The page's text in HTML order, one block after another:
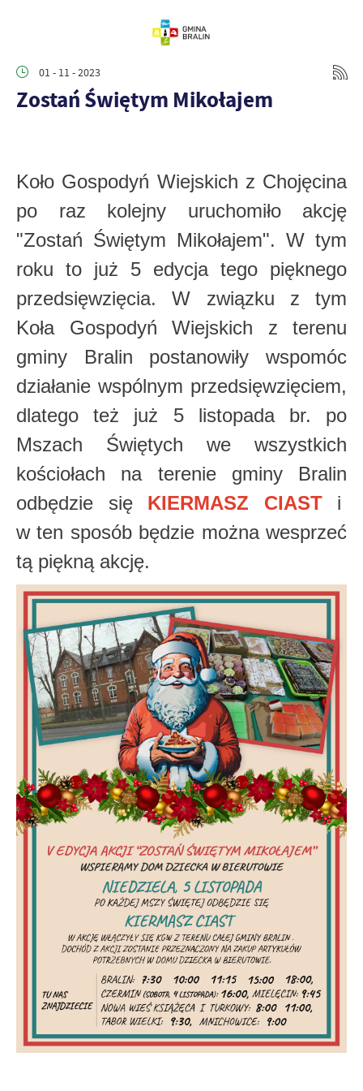
01 - 11 - 2023
Zostań Świętym Mikołajem
Koło Gospodyń Wiejskich z Chojęcina
po raz kolejny uruchomiło akcję
"Zostań Świętym Mikołajem". W tym
roku to już 5 edycja tego pięknego
przedsięwzięcia. W związku z tym
Koła Gospodyń Wiejskich z terenu
gminy Bralin postanowiły wspomóc
działanie wspólnym przedsięwzięciem,
dlatego też już 5 listopada br. po
Mszach Świętych we wszystkich
kościołach na terenie gminy Bralin
odbędzie się KIERMASZ CIASTi
w ten sposób będzie można wesprzeć
tą piękną akcję.